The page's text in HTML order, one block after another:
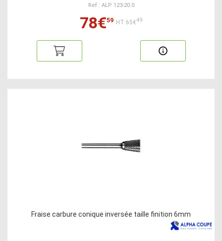
Ref : ALP 123-20.0
78€59 HT:65€49
Fraise carbure conique inversée taille finition 6mm